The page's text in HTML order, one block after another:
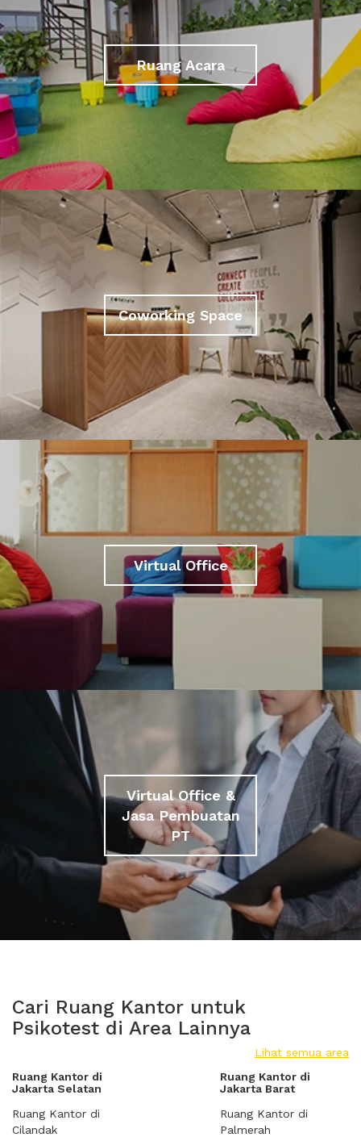
Ruang Acara
Coworking Space
Virtual Office
Virtual Office &
Jasa Pembuatan
PT
Cari Ruang Kantor untuk
Psikotest di Area Lainnya
Lihat semua area
Ruang Kantor di
Jakarta Selatan
Ruang Kantor di
Cilandak
Ruang Kantor di
Jakarta Barat
Ruang Kantor di
Palmerah